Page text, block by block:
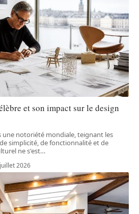
et son impact sur le design
une notoriété mondiale, teignant les
simplicité, de fonctionnalité et de
ne s'est…
2026